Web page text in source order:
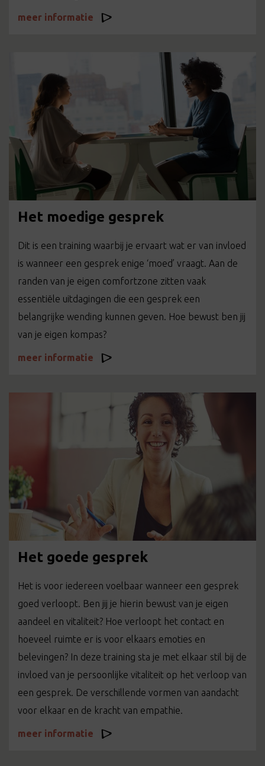
meer informatie
Het moedige gesprek
Dit is een training waarbij je ervaart wat er van invloed
is wanneer een gesprek enige ‘moed’ vraagt. Aan de
randen van je eigen comfortzone zitten vaak
essentiële uitdagingen die een gesprek een
belangrijke wending kunnen geven. Hoe bewust ben jij
van je eigen kompas?
meer informatie
Het goede gesprek
Het is voor iedereen voelbaar wanneer een gesprek
goed verloopt. Ben jij je hierin bewust van je eigen
aandeel en vitaliteit? Hoe verloopt het contact en
hoeveel ruimte er is voor elkaars emoties en
belevingen? In deze training sta je met elkaar stil bij de
invloed van je persoonlijke vitaliteit op het verloop van
een gesprek. De verschillende vormen van aandacht
voor elkaar en de kracht van empathie.
meer informatie